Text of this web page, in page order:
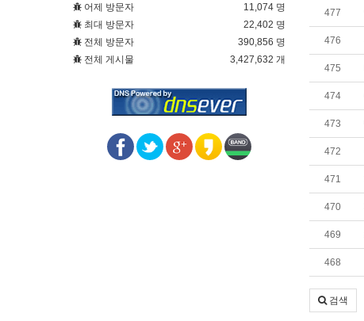
477
476
475
474
473
472
471
470
469
468
검색
어제 방문자
11,074 명
최대 방문자
22,402 명
전체 방문자
390,856 명
전체 게시물
3,427,632 개